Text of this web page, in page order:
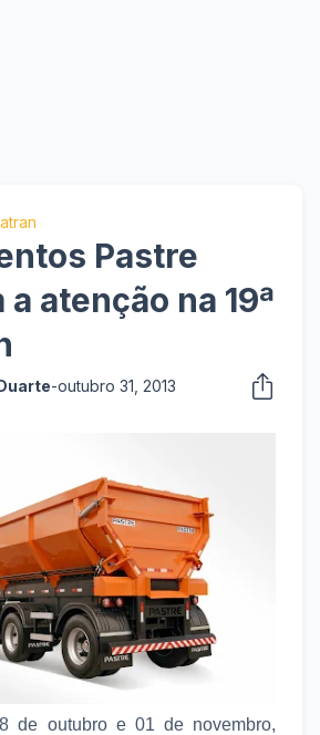
Pastre
atenção na 19ª
-outubro 31, 2013
de outubro e 01 de novembro,